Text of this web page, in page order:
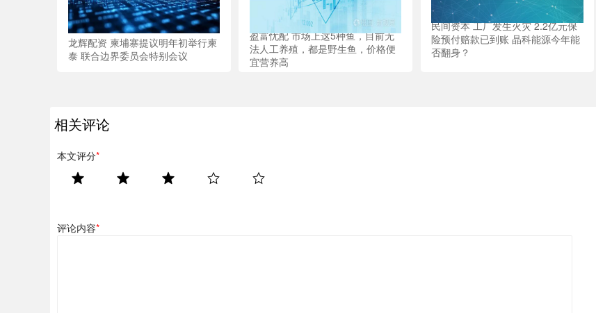
龙辉配资 柬埔寨提议明年初举行柬
泰 联合边界委员会特别会议
盈富忧配 市场上这5种鱼，目前无
法人工养殖，都是野生鱼，价格便
宜营养高
民间资本 工厂发生火灾 2.2亿元保
险预付赔款已到账 晶科能源今年能
否翻身？
相关评论
本文评分*
评论内容*